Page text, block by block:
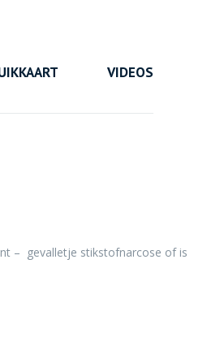
VIDEOS
– gevalletje stikstofnarcose of is